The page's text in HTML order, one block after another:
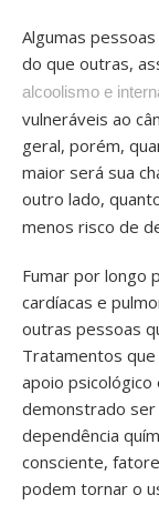
Algumas
do que outras,
alcoolismo e
vulneráveis ao
geral, porém,
maior será sua
outro lado,
menos risco de
Fumar por longo
cardíacas e
outras pessoas
Tratamentos
apoio psicológico
demonstrado
dependência
consciente,
podem tornar o